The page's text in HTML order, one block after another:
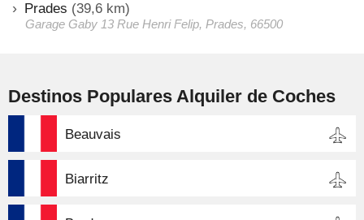
Prades (39,6 km)
Garage Gaby 13 Rue Henri Felip, Prades, 66500
Destinos Populares Alquiler de Coches
Beauvais
Biarritz